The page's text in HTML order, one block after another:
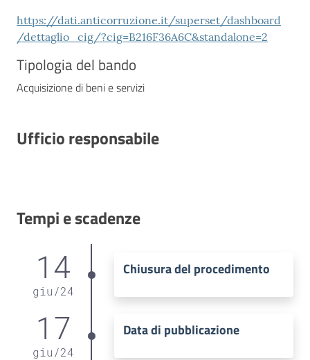
https://dati.anticorruzione.it/superset/dashboard
/dettaglio_cig/?cig=B216F36A6C&standalone=2
Tipologia del bando
Acquisizione di beni e servizi
Ufficio responsabile
Tempi e scadenze
14
giu /24
Chiusura del procedimento
17
giu /24
Data di pubblicazione